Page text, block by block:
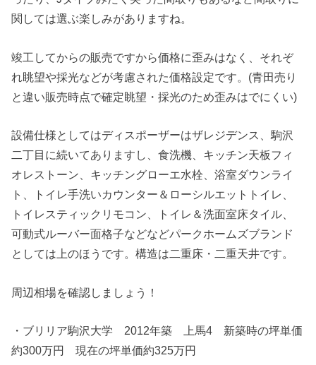
関しては選ぶ楽しみがありますね。
竣工してからの販売ですから価格に歪みはなく、それぞ
れ眺望や採光などが考慮された価格設定です。(青田売り
と違い販売時点で確定眺望・採光のため歪みはでにくい)
設備仕様としてはディスポーザーはザレジデンス、駒沢
二丁目に続いてありますし、食洗機、キッチン天板フィ
オレストーン、キッチングローエ水栓、浴室ダウンライ
ト、トイレ手洗いカウンター＆ローシルエットトイレ、
トイレスティックリモコン、トイレ＆洗面室床タイル、
可動式ルーバー面格子などなどパークホームズブランド
としては上のほうです。構造は二重床・二重天井です。
周辺相場を確認しましょう！
・ブリリア駒沢大学 2012年築 上馬4 新築時の坪単価
約300万円 現在の坪単価約325万円